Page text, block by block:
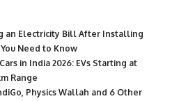
an Electricity Bill After Installing
Need to Know
in India 2026: EVs Starting at
Range
Physics Wallah and 6 Other